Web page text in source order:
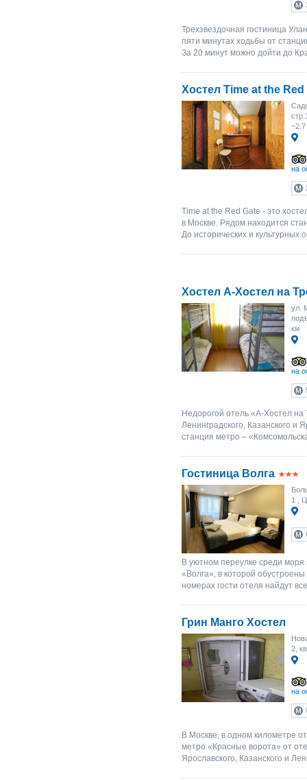
Трехзвездочная гостиница
пяти минутах ходьбы от
За 20 минут можно дойти до
Хостел Time at the Red
на
Time at the Red Gate - это
в Москве. Рядом находится
До исторических и культурных
Хостел A-Хостел на
ул.
км
на
Недорогой отель «A-Хостел
Ленинградского, Казанского и
станция метро –
Гостиница Волга
1
,
В уютном переулке среди моря
«Волга», в которой
номерах гости отеля найдут
Грин Манго Хостел
2,
на
В Москве, в одном километре
метро «Красные ворота» от
Ярославского, Казанского и